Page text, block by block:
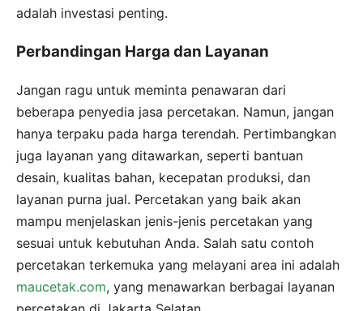
adalah investasi penting.
Perbandingan Harga dan Layanan
Jangan ragu untuk meminta penawaran dari
beberapa penyedia jasa percetakan. Namun, jangan
hanya terpaku pada harga terendah. Pertimbangkan
juga layanan yang ditawarkan, seperti bantuan
desain, kualitas bahan, kecepatan produksi, dan
layanan purna jual. Percetakan yang baik akan
mampu menjelaskan jenis-jenis percetakan yang
sesuai untuk kebutuhan Anda. Salah satu contoh
percetakan terkemuka yang melayani area ini adalah
maucetak.com, yang menawarkan berbagai layanan